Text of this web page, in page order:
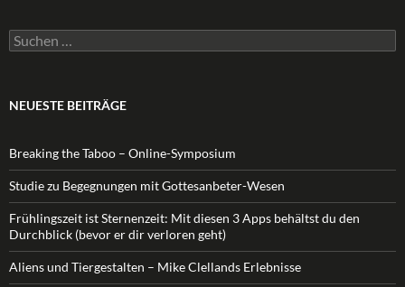
Suchen
nach:
NEUESTE BEITRÄGE
Breaking the Taboo – Online-Symposium
Studie zu Begegnungen mit Gottesanbeter-Wesen
Frühlingszeit ist Sternenzeit: Mit diesen 3 Apps behältst du den
Durchblick (bevor er dir verloren geht)
Aliens und Tiergestalten – Mike Clellands Erlebnisse